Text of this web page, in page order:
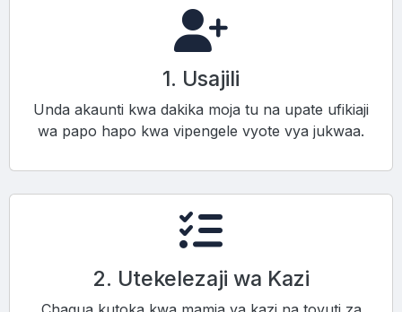
1. Usajili
Unda akaunti kwa dakika moja tu na upate ufikiaji
wa papo hapo kwa vipengele vyote vya jukwaa.
2. Utekelezaji wa Kazi